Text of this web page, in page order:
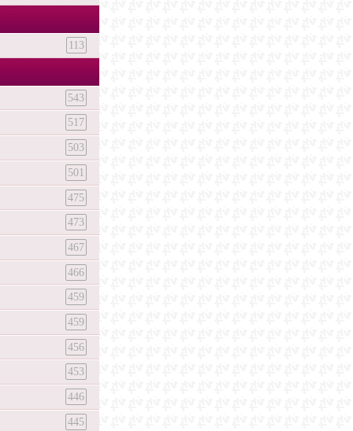
113
543
517
503
501
475
473
467
466
459
459
456
453
446
445